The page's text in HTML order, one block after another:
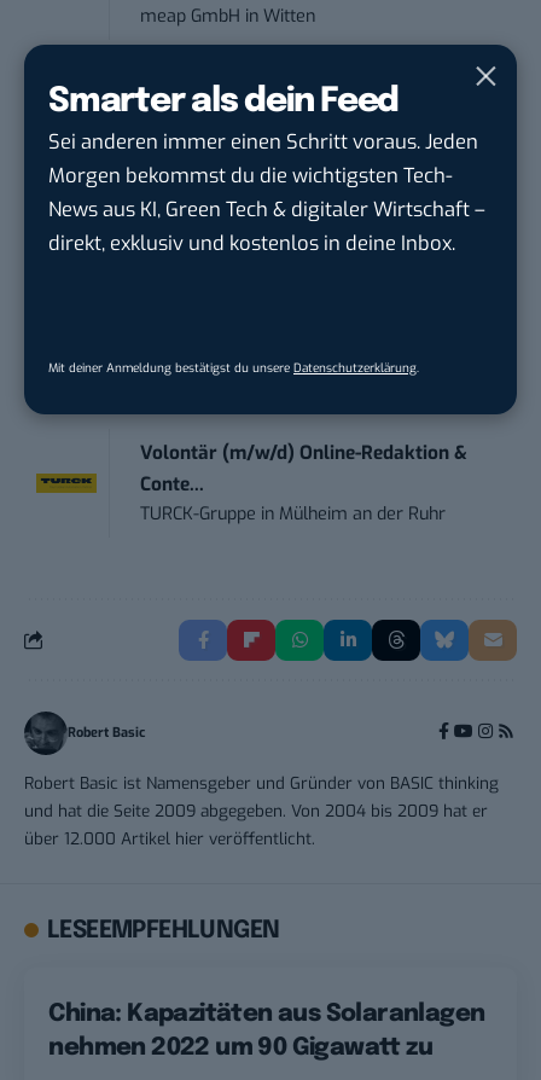
Smarter als dein Feed
Sei anderen immer einen Schritt voraus. Jeden
Morgen bekommst du die wichtigsten Tech-
News aus KI, Green Tech & digitaler Wirtschaft –
direkt, exklusiv und kostenlos in deine Inbox.
Mit deiner Anmeldung bestätigst du unsere Datenschutzerklärung
meap GmbH inWitten
Content-Manager (m/w/d)
Hermann Sewerin GmbH inGütersloh
Online-Redakteur / Content Creator
(m/w/d) B2...
TURCK-GruppeinMülheim an der Ruhr
Offenburg
Volontär (m/w/d) Online-Redaktion &
Conte...
TURCK-Gruppe in Mülheim an der Ruhr
Robert Basic
Robert Basic ist Namensgeber und Gründer von BASIC thinking
und hat die Seite 2009 abgegeben. Von 2004 bis 2009 hat er
über 12.000 Artikel hier veröffentlicht.
LESEEMPFEHLUNGEN
China: Kapazitäten aus Solaranlagen
nehmen 2022 um 90 Gigawatt zu